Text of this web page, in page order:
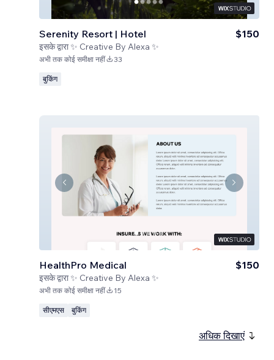
Serenity Resort | Hotel
इसके द्वारा✨ Creative By Alexa ✨
$150
अभी तक कोई समीक्षा नहीं 33
बुकिंग
HealthPro Medical
इसके द्वारा✨ Creative By Alexa ✨
$150
अभी तक कोई समीक्षा नहीं 15
सीएमएस बुकिंग
अधिक दिखाएं